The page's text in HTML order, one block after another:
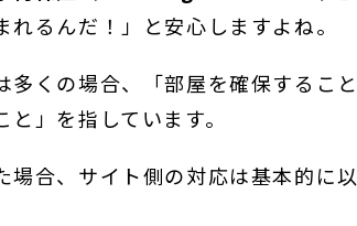
るんだ！」と安心しますよね。
多くの場合、「部屋を確保するこ
」を指しています。
合、サイト側の対応は基本的に以